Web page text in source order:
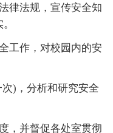
律法规，宣传安全知
工作，对校园内的安
)，分析和研究安全
，并督促各处室贯彻